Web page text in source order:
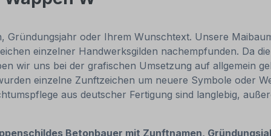
Gründungsjahr oder Ihrem Wunschtext. Unsere
einzelner Handwerksgilden nachempfunden. Da
wir uns bei der grafischen Umsetzung auf allgemein
einzelne Zunftzeichen um neuere Symbole oder
aus deutscher Fertigung sind langlebig,
Betonbauer mit Zunftnamen,